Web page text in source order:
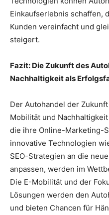
Einkaufserlebnis schaffen,
Kunden vereinfacht und
steigert.
Fazit: Die Zukunft des
Nachhaltigkeit als
Der Autohandel der
Mobilität und
die ihre Online-Marketing-
innovative Technologien
SEO-Strategien an die
anpassen, werden im
Die E-Mobilität und der
Lösungen werden den
und bieten Chancen für